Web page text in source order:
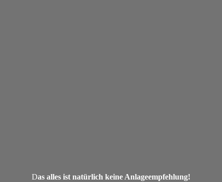
Das alles ist natürlich keine Anlageempfehlung!